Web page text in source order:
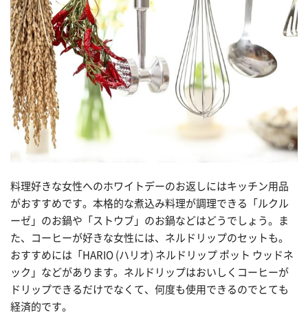
料理好きな女性へのホワイトデーのお返しにはキッチン用品
がおすすめです。本格的な煮込み料理が調理できる「ルクル
ーゼ」のお鍋や「ストウブ」のお鍋などはどうでしょう。ま
た、コーヒーが好きな女性には、ネルドリップのセットも。
おすすめには「HARIO (ハリオ) ネルドリップ ポット ウッドネ
ック」などがあります。ネルドリップはおいしくコーヒーが
ドリップできるだけでなくて、何度も使用できるのでとても
経済的です。